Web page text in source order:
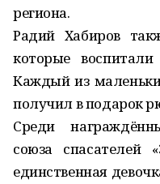
региона.
Радий Хабиров
которые
Каждый из
получил в подарок
Среди
союза спасателей
единственная